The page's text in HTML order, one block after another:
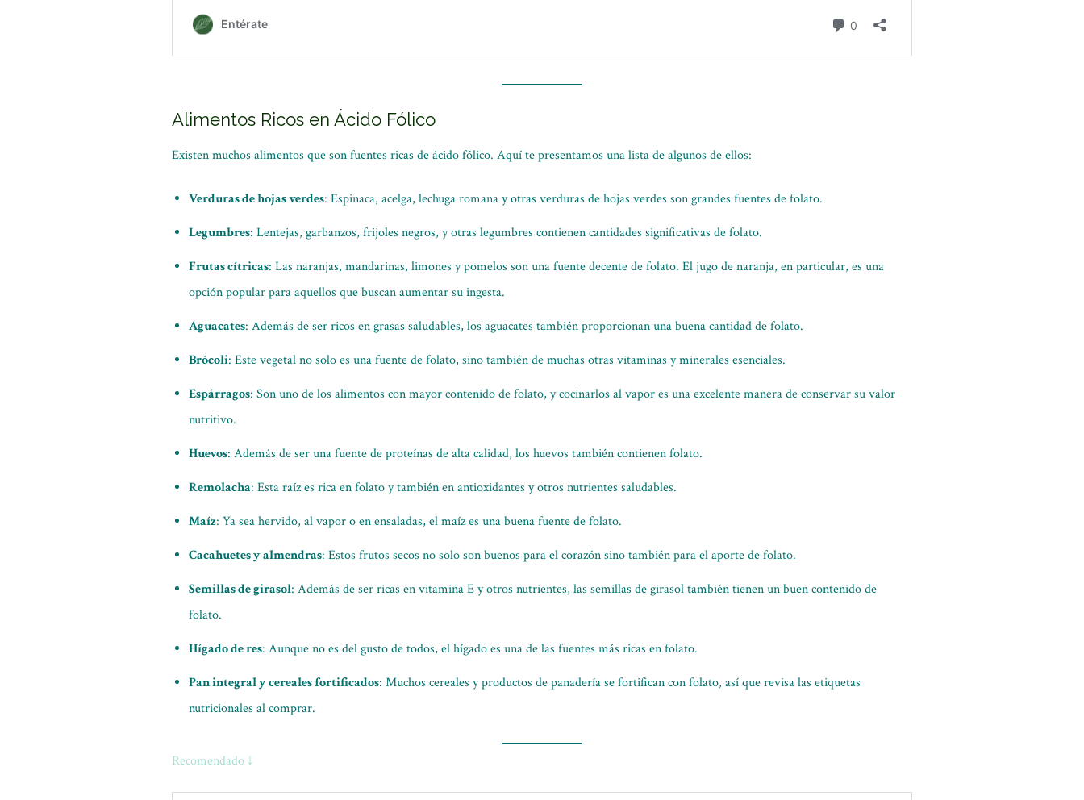
Alimentos Ricos en Ácido Fólico
Existen muchos alimentos que son fuentes ricas de ácido fólico. Aquí te presentamos una lista de algunos de ellos:
Verduras de hojas verdes: Espinaca, acelga, lechuga romana y otras verduras de hojas verdes son grandes fuentes de folato.
Legumbres: Lentejas, garbanzos, frijoles negros, y otras legumbres contienen cantidades significativas de folato.
Frutas cítricas: Las naranjas, mandarinas, limones y pomelos son una fuente decente de folato. El jugo de naranja, en particular, es una
opción popular para aquellos que buscan aumentar su ingesta.
Aguacates: Además de ser ricos en grasas saludables, los aguacates también proporcionan una buena cantidad de folato.
Brócoli: Este vegetal no solo es una fuente de folato, sino también de muchas otras vitaminas y minerales esenciales.
Espárragos: Son uno de los alimentos con mayor contenido de folato, y cocinarlos al vapor es una excelente manera de conservar su valor
nutritivo.
Huevos: Además de ser una fuente de proteínas de alta calidad, los huevos también contienen folato.
Remolacha: Esta raíz es rica en folato y también en antioxidantes y otros nutrientes saludables.
Maíz: Ya sea hervido, al vapor o en ensaladas, el maíz es una buena fuente de folato.
Cacahuetes y almendras: Estos frutos secos no solo son buenos para el corazón sino también para el aporte de folato.
Semillas de girasol: Además de ser ricas en vitamina E y otros nutrientes, las semillas de girasol también tienen un buen contenido de
folato.
Hígado de res: Aunque no es del gusto de todos, el hígado es una de las fuentes más ricas en folato.
Pan integral y cereales fortificados: Muchos cereales y productos de panadería se fortifican con folato, así que revisa las etiquetas
nutricionales al comprar.
Recomendado ↓